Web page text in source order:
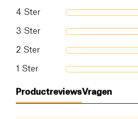
Zout (g)
4 Ster
3 Ster
2 Ster
1 Ster
ProductreviewsVragen